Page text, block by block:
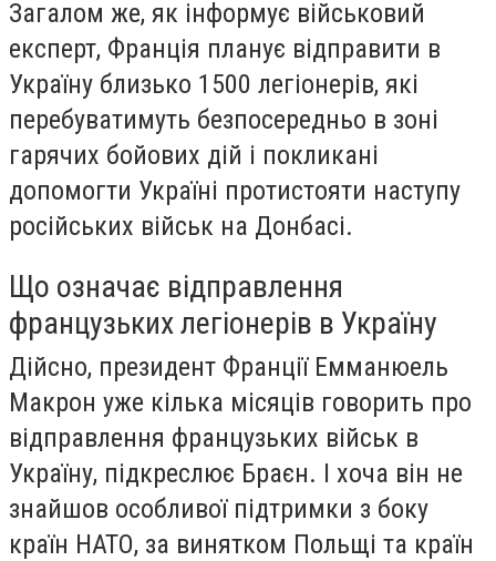
Загалом же, як інформує військовий
експерт, Франція планує відправити в
Україну близько 1500 легіонерів, які
перебуватимуть безпосередньо в зоні
гарячих бойових дій і покликані
допомогти Україні протистояти наступу
російських військ на Донбасі.
Що означає відправлення
французьких легіонерів в Україну
Дійсно, президент Франції Емманюель
Макрон уже кілька місяців говорить про
відправлення французьких військ в
Україну, підкреслює Браєн. І хоча він не
знайшов особливої підтримки з боку
країн НАТО, за винятком Польщі та країн